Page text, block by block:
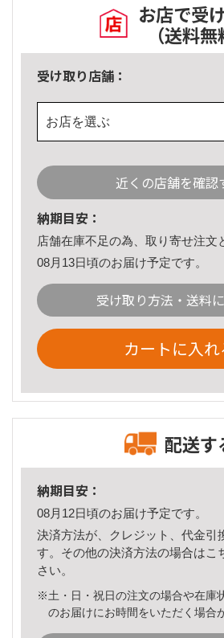
お店で受
（送料無
受け取り店舗：
お店を選ぶ
近くの店舗を確認
納期目安：
店舗在庫不足の為、取り寄せ注文
08月13日頃のお届け予定です。
受け取り方法・送料
カートに入れ
配送す
納期目安：
08月12日頃のお届け予定です。
決済方法が、クレジット、代金引
す。その他の決済方法の場合はこ
さい。
※土・日・祝日の注文の場合や在庫
のお届けにお時間をいただく場合